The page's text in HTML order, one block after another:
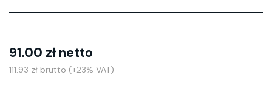
91.00 zł netto
111.93 zł brutto (+23% VAT)